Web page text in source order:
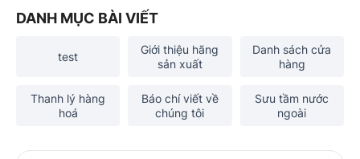
DANH MỤC BÀI VIẾT
test
Giới thiệu hãng
sản xuất
Danh sách cửa
hàng
Thanh lý hàng
hoá
Báo chí viết về
chúng tôi
Sưu tầm nước
ngoài